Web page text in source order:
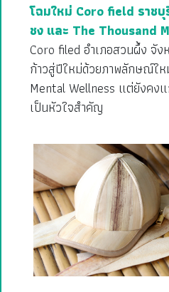
โฉมใหม่ Coro field ราช
ชง และ The Thousand
Coro filed อำเภอสวนผึ้ง จัง
ก้าวสู่ปีใหม่ด้วยภาพลักษณ์ใ
Mental Wellness แต่ยังคง
เป็นหัวใจสำคัญ